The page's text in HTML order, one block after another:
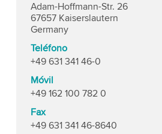
Adam-Hoffmann-Str. 26
67657 Kaiserslautern
Germany
Teléfono
+49 631 341 46-0
Móvil
+49 162 100 782 0
Fax
+49 631 341 46-8640